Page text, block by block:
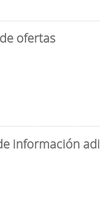
ofertas
información